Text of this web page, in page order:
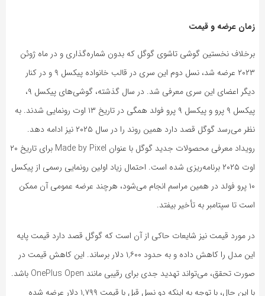
زمان عرضه و قیمت
برخلاف نخستین گوشی تاشوی گوگل که بدون شماره‌گذاری و در ماه ژوئن
۲۰۲۳ عرضه شد، نسل دوم این سری در قالب خانواده پیکسل ۹ و در کنار
دیگر اعضای این سری معرفی شد. در سال گذشته، گوشی‌های پیکسل ۹،
پیکسل ۹ پرو و پیکسل ۹ پرو فولد همگی در تاریخ ۱۳ اوت رونمایی شدند. به
نظر می‌رسد گوگل قصد دارد همین روند را در سال ۲۰۲۵ نیز ادامه دهد.
رویداد معرفی محصولات جدید گوگل با عنوان Made by Pixel برای تاریخ ۲۰
اوت ۲۰۲۵ برنامه‌ریزی شده است. احتمال زیاد اولین رونمایی رسمی از پیکسل
۱۰ پرو فولد در همین مراسم انجام می‌شود، هرچند عرضه عمومی آن ممکن
است تا سپتامبر به تأخیر بیفتد.
در مورد قیمت نیز شایعات حاکی از آن است که گوگل قصد دارد قیمت پایه
این مدل را کاهش داده و به حدود ۱,۶۰۰ دلار برساند. این کاهش قیمت در
صورت تحقق، می‌تواند تهدید جدی برای رقیبی مانند OnePlus Open باشد.
با این حال، با توجه به اینکه دو نسل قبل با قیمت ۱,۷۹۹ دلار عرضه شده